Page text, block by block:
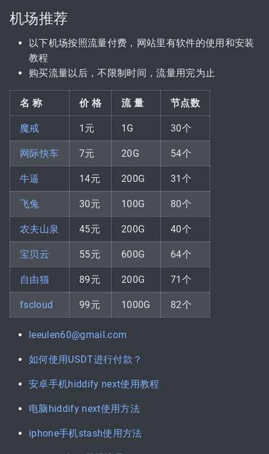
机场推荐
以下机场按照流量付费，网站里有软件的使用和安装
教程
购买流量以后，不限制时间，流量用完为止
名 称 价 格 流 量 节点数
魔戒 1元 1G 30个
网际快车 7元 20G 54个
牛逼 14元 200G 31个
飞兔 30元 100G 80个
农夫山泉 45元 200G 40个
宝贝云 55元 600G 64个
自由猫 89元 200G 71个
fscloud 99元 1000G 82个
leeulen60@gmail.com
如何使用USDT进行付款？
安卓手机hiddify next使用教程
电脑hiddify next使用方法
iphone手机stash使用方法